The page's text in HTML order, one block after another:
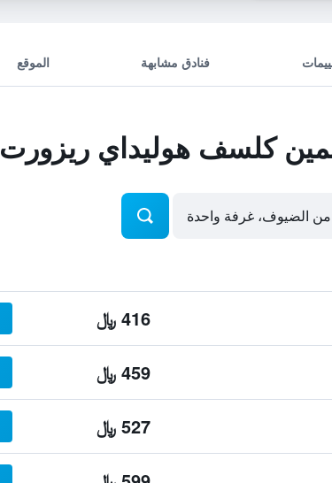
فنادق مشابهة الموقع
كلسف هوليداي ريزورت
416 ﷼
459 ﷼
527 ﷼